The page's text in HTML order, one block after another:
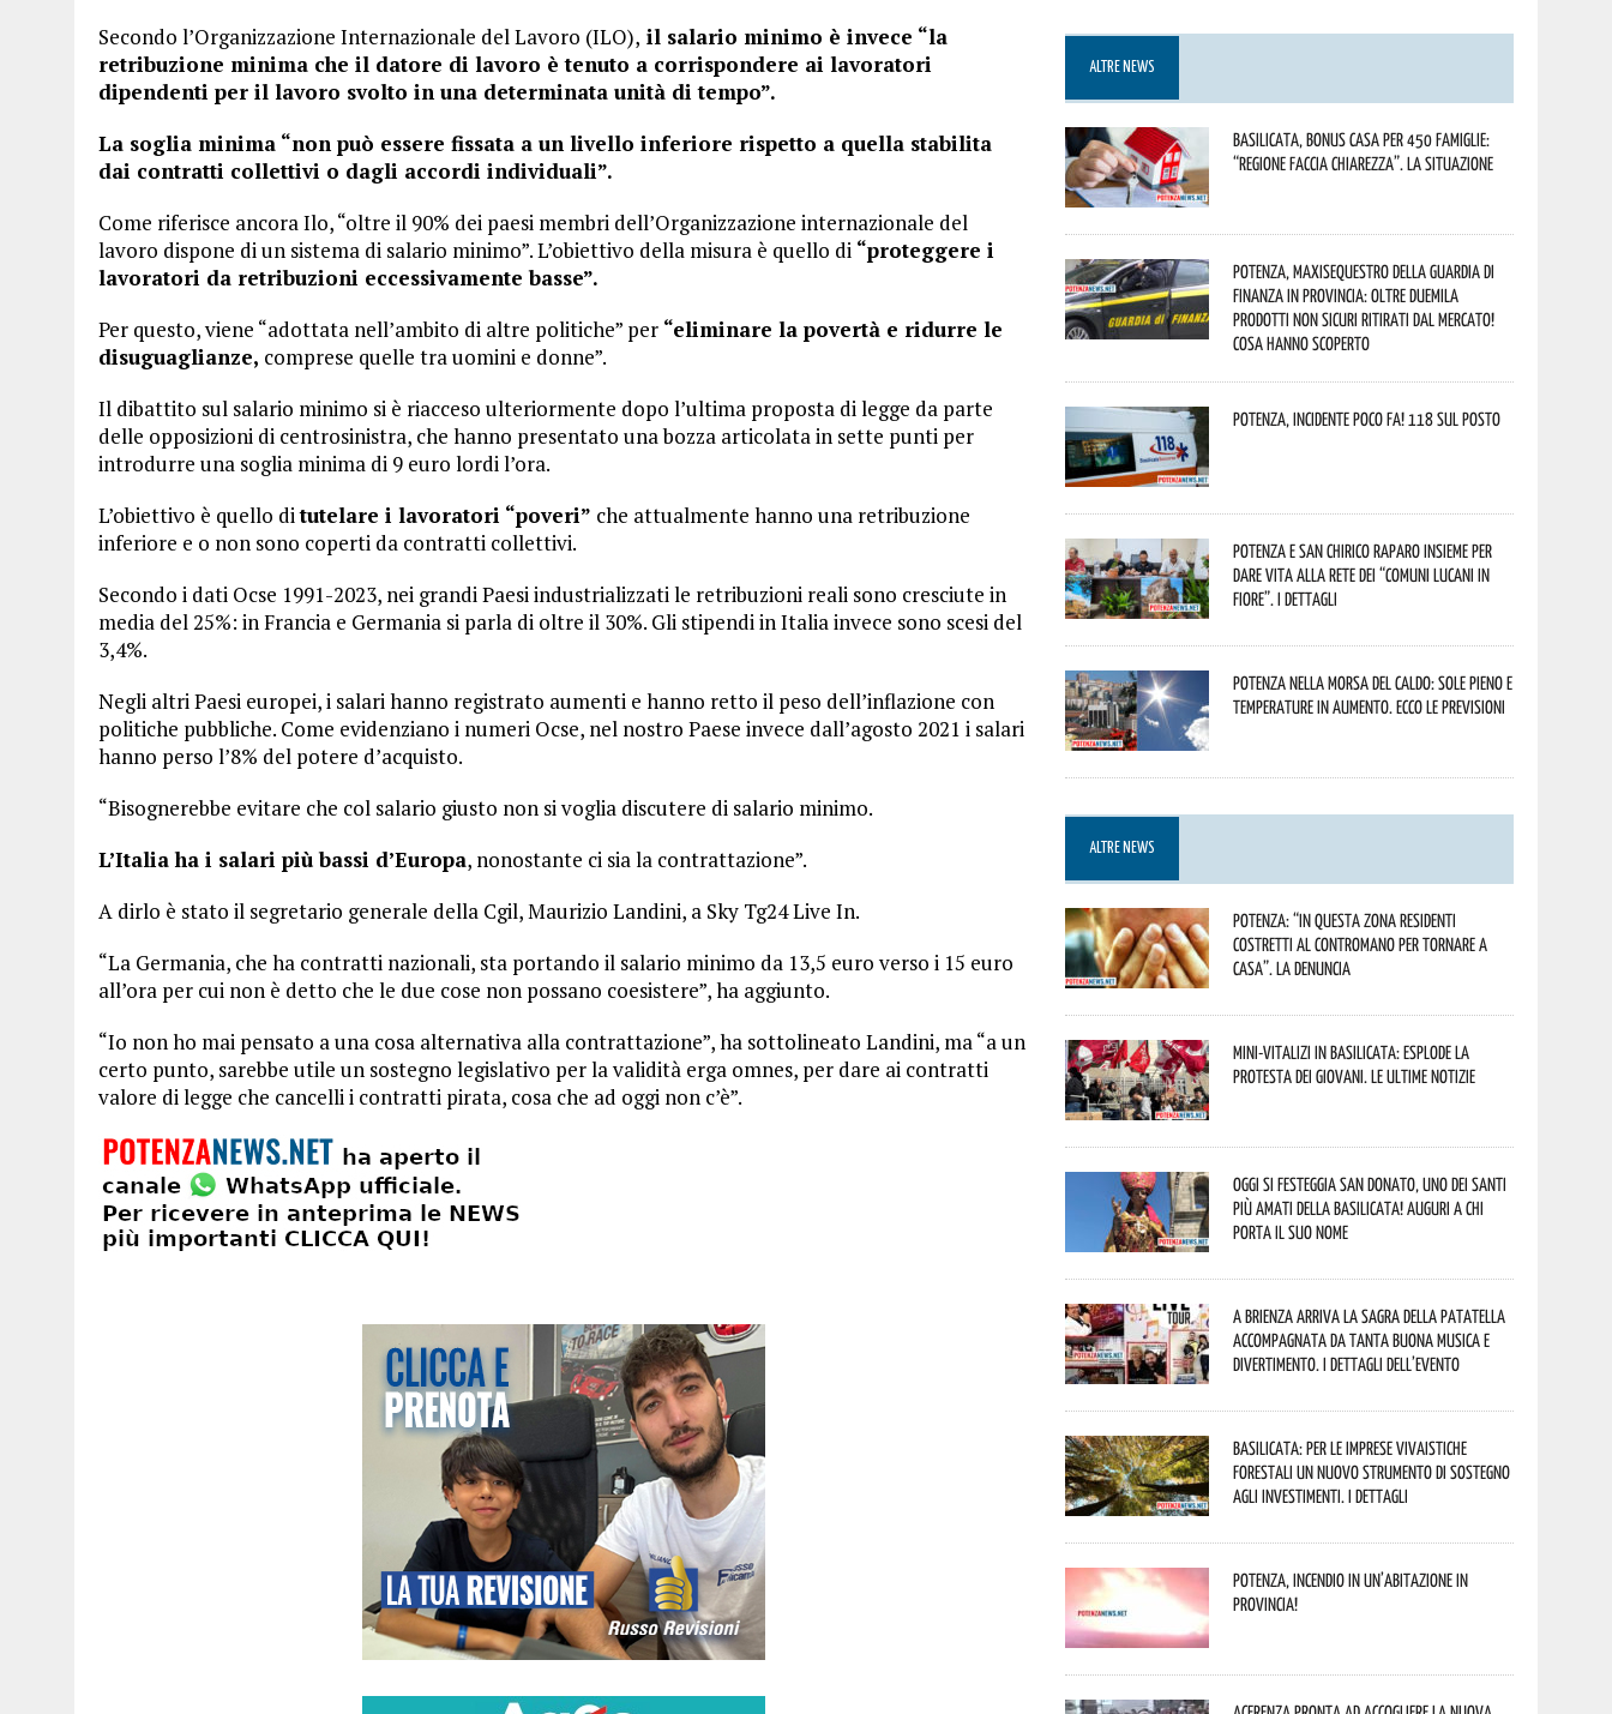
Secondo l’Organizzazione Internazionale del Lavoro (ILO), il salario minimo è invece “la
retribuzione minima che il datore di lavoro è tenuto a corrispondere ai lavoratori
dipendenti per il lavoro svolto in una determinata unità di tempo”.
La soglia minima “non può essere fissata a un livello inferiore rispetto a quella stabilita
dai contratti collettivi o dagli accordi individuali”.
Come riferisce ancora Ilo, “oltre il 90% dei paesi membri dell’Organizzazione internazionale del
lavoro dispone di un sistema di salario minimo”. L’obiettivo della misura è quello di “proteggere i
lavoratori da retribuzioni eccessivamente basse”.
Per questo, viene “adottata nell’ambito di altre politiche” per “eliminare la povertà e ridurre le
disuguaglianze, comprese quelle tra uomini e donne”.
Il dibattito sul salario minimo si è riacceso ulteriormente dopo l’ultima proposta di legge da parte
delle opposizioni di centrosinistra, che hanno presentato una bozza articolata in sette punti per
introdurre una soglia minima di 9 euro lordi l’ora.
L’obiettivo è quello ditutelare i lavoratori “poveri” che attualmente hanno una retribuzione
inferiore e o non sono coperti da contratti collettivi.
Secondo i dati Ocse 1991-2023, nei grandi Paesi industrializzati le retribuzioni reali sono cresciute in
media del 25%: in Francia e Germania si parla di oltre il 30%. Gli stipendi in Italia invece sono scesi del
3,4%.
Negli altri Paesi europei, i salari hanno registrato aumenti e hanno retto il peso dell’inflazione con
politiche pubbliche. Come evidenziano i numeri Ocse, nel nostro Paese invece dall’agosto 2021 i salari
hanno perso l’8% del potere d’acquisto.
“Bisognerebbe evitare che col salario giusto non si voglia discutere di salario minimo.
L’Italia ha i salari più bassi d’Europa, nonostante ci sia la contrattazione”.
A dirlo è stato il segretario generale della Cgil, Maurizio Landini, a Sky Tg24 Live In.
“La Germania, che ha contratti nazionali, sta portando il salario minimo da 13,5 euro verso i 15 euro
all’ora per cui non è detto che le due cose non possano coesistere”, ha aggiunto.
“Io non ho mai pensato a una cosa alternativa alla contrattazione”, ha sottolineato Landini, ma “a un
certo punto, sarebbe utile un sostegno legislativo per la validità erga omnes, per dare ai contratti
valore di legge che cancelli i contratti pirata, cosa che ad oggi non c’è”.
ALTRE NEWS
Basilicata, Bonus casa per 450 famiglie:
“Regione faccia chiarezza”. La situazione
Potenza, maxisequestro della Guardia di
Finanza in provincia: oltre duemila
prodotti non sicuri ritirati dal mercato!
Cosa hanno scoperto
Potenza, incidente poco fa! 118 sul posto
Potenza e San Chirico Raparo insieme per
dare vita alla rete dei “Comuni Lucani in
Fiore”. I dettagli
Potenza nella morsa del caldo: sole pieno e
temperature in aumento. Ecco le previsioni
ALTRE NEWS
Potenza: “In questa zona residenti
costretti al contromano per tornare a
casa”. La denuncia
Mini-vitalizi in Basilicata: esplode la
protesta dei giovani. Le ultime notizie
Oggi si festeggia San Donato, uno dei Santi
più amati della Basilicata! Auguri a chi
porta il suo nome
A Brienza arriva la Sagra della Patatella
accompagnata da tanta buona musica e
divertimento. I dettagli dell’evento
Basilicata: per le imprese vivaistiche
forestali un nuovo strumento di sostegno
agli investimenti. I dettagli
Potenza, incendio in un’abitazione in
provincia!